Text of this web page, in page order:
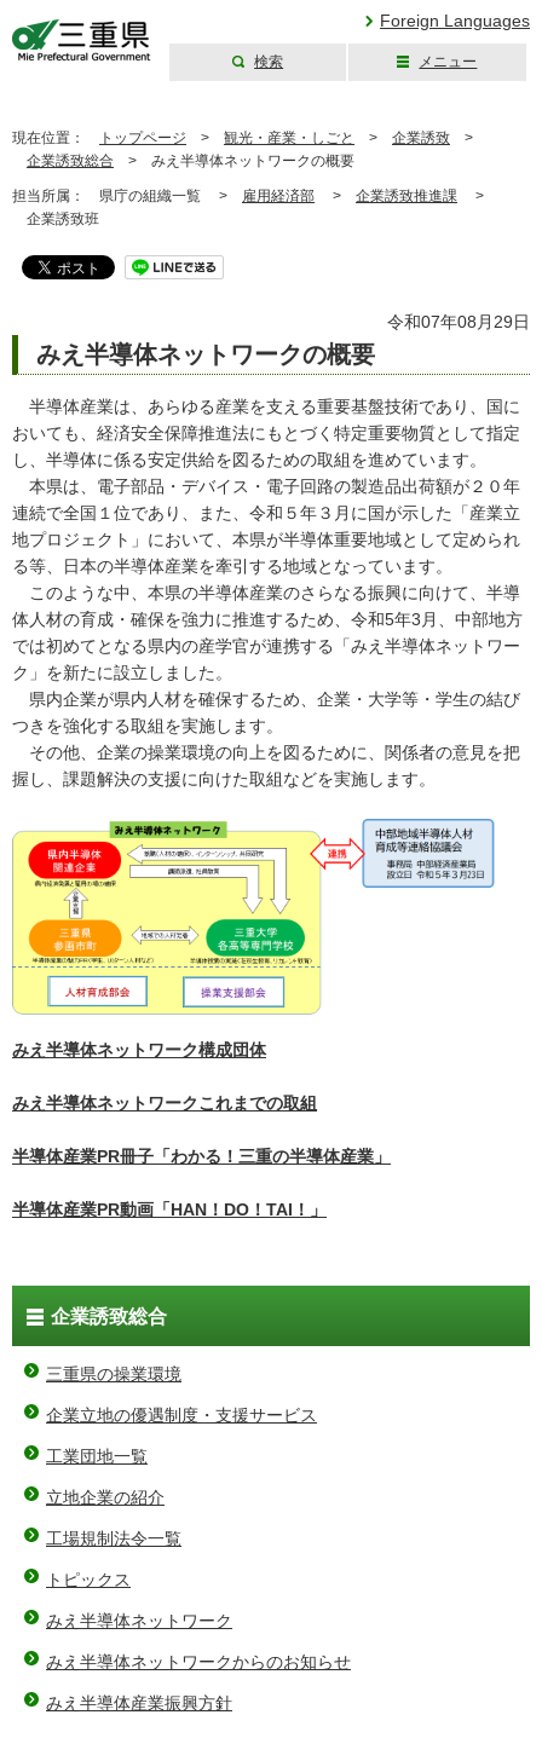
Foreign Languages
検索 メニュー
現在位置： トップページ > 観光・産業・しごと > 企業誘致 >
企業誘致総合 > みえ半導体ネットワークの概要
担当所属： 県庁の組織一覧 > 雇用経済部 > 企業誘致推進課 >
企業誘致班
令和07年08月29日
みえ半導体ネットワークの概要
半導体産業は、あらゆる産業を支える重要基盤技術であり、国に
おいても、経済安全保障推進法にもとづく特定重要物質として指定
し、半導体に係る安定供給を図るための取組を進めています。
本県は、電子部品・デバイス・電子回路の製造品出荷額が２０年
連続で全国１位であり、また、令和５年３月に国が示した「産業立
地プロジェクト」において、本県が半導体重要地域として定められ
る等、日本の半導体産業を牽引する地域となっています。
このような中、本県の半導体産業のさらなる振興に向けて、半導
体人材の育成・確保を強力に推進するため、令和5年3月、中部地方
では初めてとなる県内の産学官が連携する「みえ半導体ネットワー
ク」を新たに設立しました。
県内企業が県内人材を確保するため、企業・大学等・学生の結び
つきを強化する取組を実施します。
その他、企業の操業環境の向上を図るために、関係者の意見を把
握し、課題解決の支援に向けた取組などを実施します。
みえ半導体ネットワーク構成団体
みえ半導体ネットワークこれまでの取組
半導体産業PR冊子「わかる！三重の半導体産業」
半導体産業PR動画「HAN！DO！TAI！」
企業誘致総合
三重県の操業環境
企業立地の優遇制度・支援サービス
工業団地一覧
立地企業の紹介
工場規制法令一覧
トピックス
みえ半導体ネットワーク
みえ半導体ネットワークからのお知らせ
みえ半導体産業振興方針